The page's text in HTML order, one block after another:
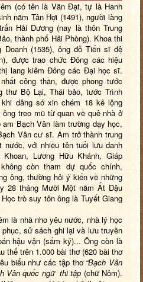
(có tên là Văn Đạt, tự là Hanh
năm Tân Hợi (1491), người làng
Hải Dương (nay là thôn Trung
thành phố Hải Phòng). Khoa thi
(1535), ông đỗ Tiến sĩ đệ
được trao chức Đông các hiệu
lang kiêm Đông các Đại học sĩ.
công thần, được phong tước
thư Bộ Lại, Thái bảo, tước Trình
dâng sớ xin chém 18 kẻ lộng
treo mũ từ quan về quê nhà ở
Bạch Vân làm trường dạy học,
Vân cư sĩ. Am trở thành trung
nước, với nhiều tên tuổi lưu danh
Lương Hữu Khánh, Giáp
còn tham dự quốc chính,
ông, thường hỏi ý kiến về những
28 tháng Mười Một năm Ất Dậu
trò suy tôn ông là Tuyết Giang
là nhà nho yêu nước, nhà lý học
sử sách ghi lại và lưu truyền
hậu vận (sấm ký)... Ông còn là
thế trên 1.000 bài thơ (620 bài thơ
biểu như các tập thơ “Bạch Vân
Vân quốc ngữ thi tập (chữ Nôm).